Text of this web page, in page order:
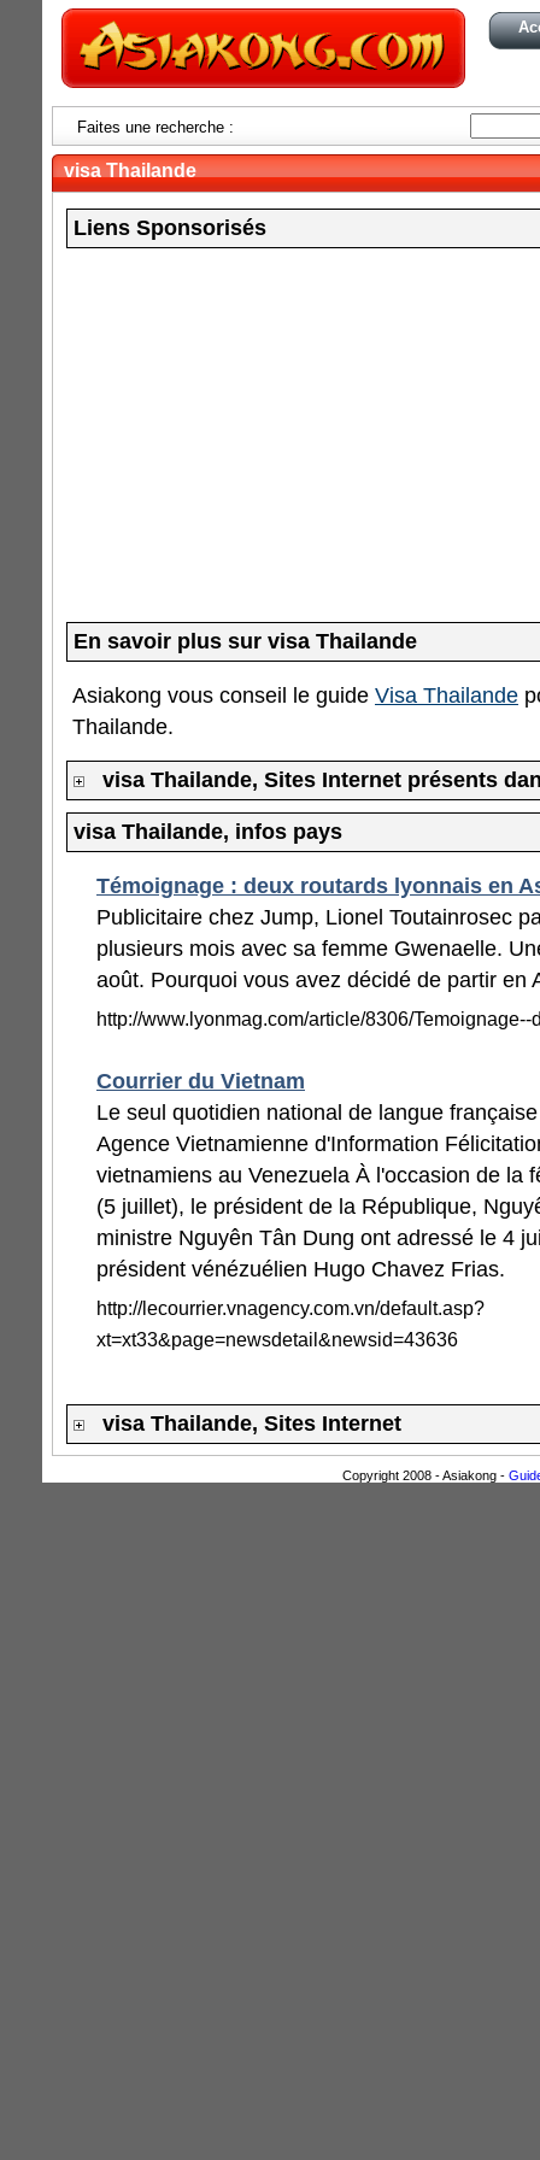
Faites une recherche :
visa Thailande
Liens Sponsorisés
En savoir plus sur visa Thailande
Asiakong vous conseil le guide Visa Thailande
Thailande.
visa Thailande, Sites Internet présents
visa Thailande, infos pays
Témoignage : deux routards lyonnais en
Publicitaire chez Jump, Lionel Toutainrosec
plusieurs mois avec sa femme Gwenaelle.
août. Pourquoi vous avez décidé de partir en
http://www.lyonmag.com/article/8306/
Courrier du Vietnam
Le seul quotidien national de langue
Agence Vietnamienne d'Information
vietnamiens au Venezuela À l'occasion de la
(5 juillet), le président de la République,
ministre Nguyên Tân Dung ont adressé le 4
président vénézuélien Hugo Chavez Frias.
http://lecourrier.vnagency.com.vn/default.asp?
xt=xt33&page=newsdetail&newsid=43636
visa Thailande, Sites Internet
Copyright 2008 - Asiakong -